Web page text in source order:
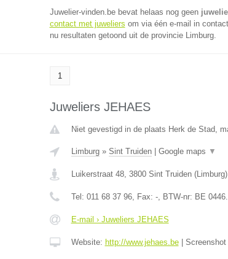
Juwelier-vinden.be bevat helaas nog geen
contact met juweliers om via één e-mail in
nu resultaten getoond uit de provincie Limburg.
1
Juweliers JEHAES
Niet gevestigd in de plaats Herk de Stad,
Limburg» Sint Truiden| Google maps ▼
Luikerstraat 48, 3800 Sint Truiden(Limburg)
Tel: 011 68 37 96, Fax: -, BTW-nr: BE
E-mail › Juweliers JEHAES
Website: http://www.jehaes.be| Screenshot